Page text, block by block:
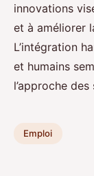
innovations
et à améliorer
L’intégration
et humains
l’approche
Emploi